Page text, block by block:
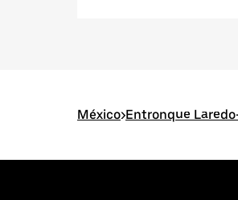
México>Entronque